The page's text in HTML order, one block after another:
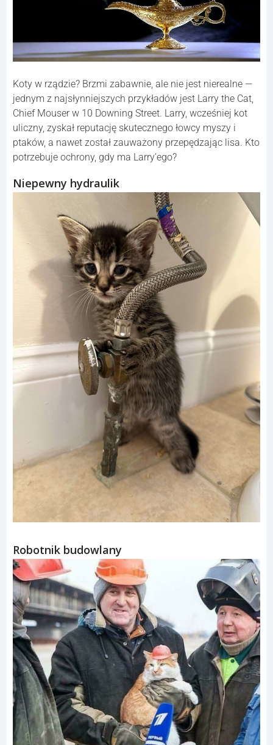
Koty w rządzie? Brzmi zabawnie, ale nie jest nierealne —
jednym z najsłynniejszych przykładów jest Larry the Cat,
Chief Mouser w 10 Downing Street. Larry, wcześniej kot
uliczny, zyskał reputację skutecznego łowcy myszy i
ptaków, a nawet został zauważony przepędzając lisa. Kto
potrzebuje ochrony, gdy ma Larry’ego?
Niepewny hydraulik
Robotnik budowlany